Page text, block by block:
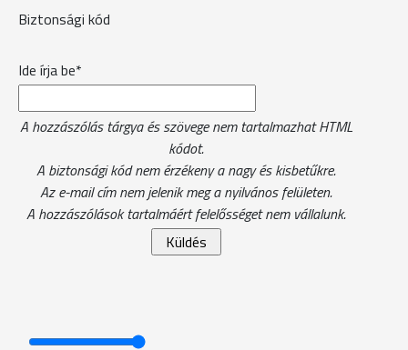
Biztonsági kód
Ide írja be*
A hozzászólás tárgya és szövege nem tartalmazhat HTML
kódot.
A biztonsági kód nem érzékeny a nagy és kisbetűkre.
Az e-mail cím nem jelenik meg a nyilvános felületen.
A hozzászólások tartalmáért felelősséget nem vállalunk.